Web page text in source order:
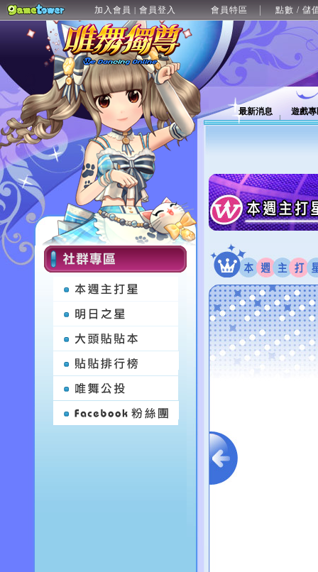
加入會員 | 會員登入 會員特區 點數 / 儲
最新消息 遊戲